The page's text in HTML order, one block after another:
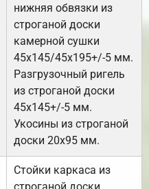
нижняя обвязки из
строганой доски
камерной сушки
45х145/45х195+/-5 мм.
Разгрузочный ригель
из строганой доски
45х145+/-5 мм.
Укосины из строганой
доски 20х95 мм.
Стойки каркаса из
строганой доски